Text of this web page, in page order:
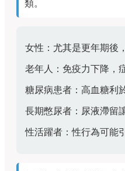
類。
女性：尤其是更年期後
老年人：免疫力下降，
糖尿病患者：高血糖利
長期憋尿者：尿液滯留
性活躍者：性行為可能